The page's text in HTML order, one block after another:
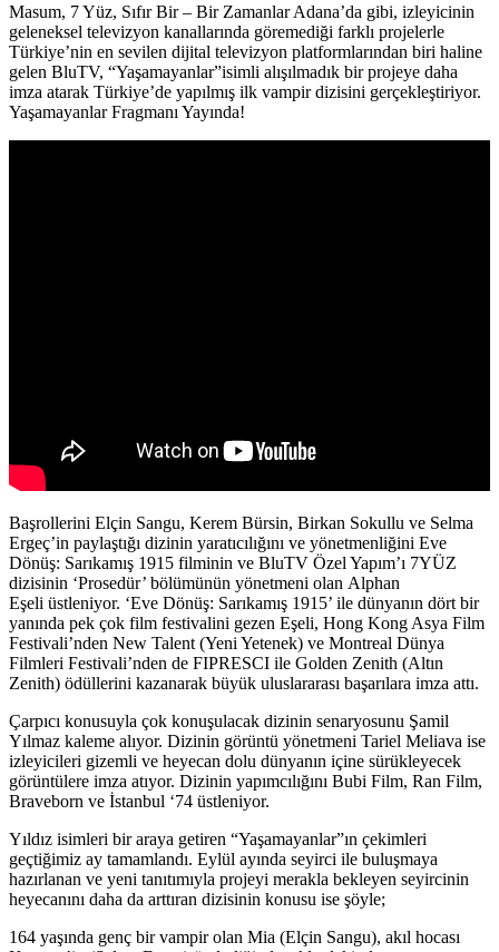
Masum, 7 Yüz, Sıfır Bir – Bir Zamanlar Adana’da gibi, izleyicinin
geleneksel televizyon kanallarında göremediği farklı projelerle
Türkiye’nin en sevilen dijital televizyon platformlarından biri haline
gelen BluTV, “Yaşamayanlar”isimli alışılmadık bir projeye daha
imza atarak Türkiye’de yapılmış ilk vampir dizisini gerçekleştiriyor.
Yaşamayanlar Fragmanı Yayında!
Başrollerini Elçin Sangu, Kerem Bürsin, Birkan Sokullu ve Selma
Ergeç’in paylaştığı dizinin yaratıcılığını ve yönetmenliğini Eve
Dönüş: Sarıkamış 1915 filminin ve BluTV Özel Yapım’ı 7YÜZ
dizisinin ‘Prosedür’ bölümünün yönetmeni olan Alphan
Eşeli üstleniyor. ‘Eve Dönüş: Sarıkamış 1915’ ile dünyanın dört bir
yanında pek çok film festivalini gezen Eşeli, Hong Kong Asya Film
Festivali’nden New Talent (Yeni Yetenek) ve Montreal Dünya
Filmleri Festivali’nden de FIPRESCI ile Golden Zenith (Altın
Zenith) ödüllerini kazanarak büyük uluslararası başarılara imza attı.
Çarpıcı konusuyla çok konuşulacak dizinin senaryosunu Şamil
Yılmaz kaleme alıyor. Dizinin görüntü yönetmeni Tariel Meliava ise
izleyicileri gizemli ve heyecan dolu dünyanın içine sürükleyecek
görüntülere imza atıyor. Dizinin yapımcılığını Bubi Film, Ran Film,
Braveborn ve İstanbul ‘74 üstleniyor.
Yıldız isimleri bir araya getiren “Yaşamayanlar”ın çekimleri
geçtiğimiz ay tamamlandı. Eylül ayında seyirci ile buluşmaya
hazırlanan ve yeni tanıtımıyla projeyi merakla bekleyen seyircinin
heyecanını daha da arttıran dizisinin konusu ise şöyle;
164 yaşında genç bir vampir olan Mia (Elçin Sangu), akıl hocası